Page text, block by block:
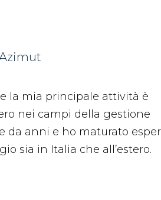
la mia principale attività è
nei campi della gestione
da anni e ho maturato
sia in Italia che all’estero.